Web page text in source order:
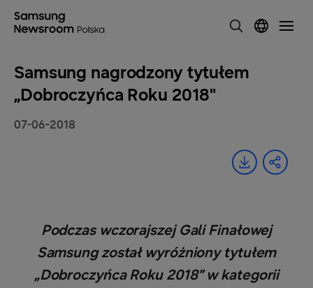
Samsung nagrodzony tytułem
„Dobroczyńca Roku 2018"
07-06-2018
Podczas wczorajszej Gali Finałowej
Samsung został wyróżniony tytułem
„Dobroczyńca Roku 2018” w kategorii